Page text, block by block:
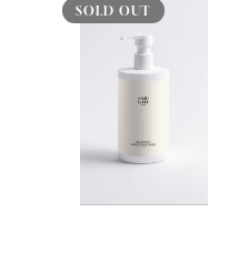
SOLD OUT